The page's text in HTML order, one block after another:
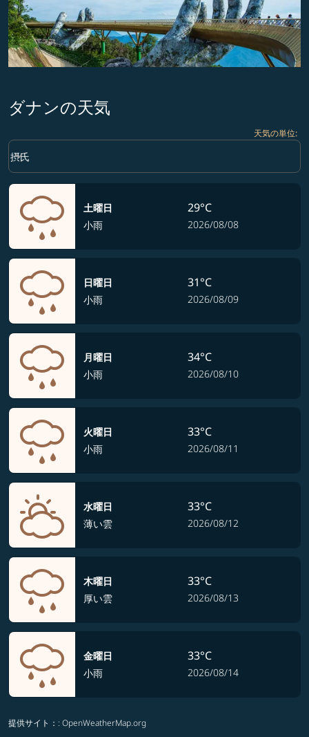
ダナンの天気
天気の単位:
Weather unit option 摂氏 Selected
摂氏
keyboard_arrow_down
土曜日
小雨
29°C
2026/08/08
日曜日
小雨
31°C
2026/08/09
月曜日
小雨
34°C
2026/08/10
火曜日
小雨
33°C
2026/08/11
水曜日
薄い雲
33°C
2026/08/12
木曜日
厚い雲
33°C
2026/08/13
金曜日
小雨
33°C
2026/08/14
提供サイト： : OpenWeatherMap.org